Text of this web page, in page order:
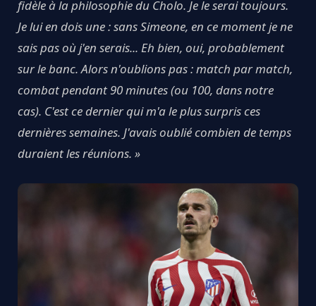
fidèle à la philosophie du Cholo. Je le serai toujours.
Je lui en dois une : sans Simeone, en ce moment je ne
sais pas où j'en serais... Eh bien, oui, probablement
sur le banc. Alors n'oublions pas : match par match,
combat pendant 90 minutes (ou 100, dans notre
cas). C'est ce dernier qui m'a le plus surpris ces
dernières semaines. J'avais oublié combien de temps
duraient les réunions. »